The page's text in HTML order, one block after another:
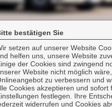
bestätigen Sie
setzen auf unserer Website
helfen uns, unsere Website
der Cookies sind zwingend
Website nicht möglich
zu verbessern und
Cookies akzeptieren und
festlegen. Ihre
widerrufen und Cookies
Sie bei einer